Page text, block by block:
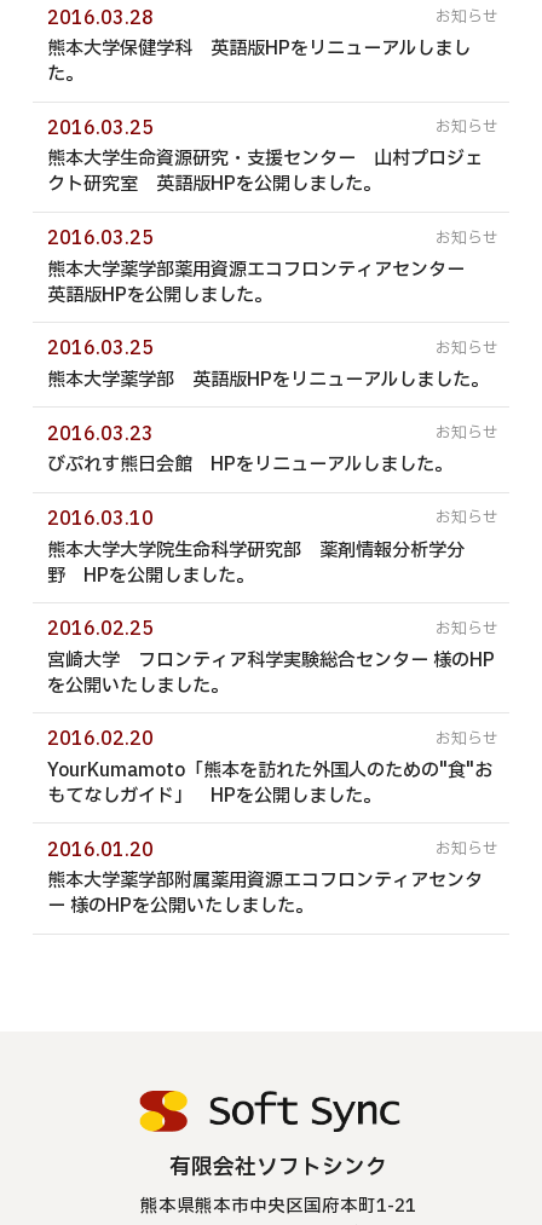
2016.03.28
熊本大学保健学科 英語版HPをリニューアルしまし
た。
2016.03.25
熊本大学生命資源研究・支援センター 山村プロジェ
クト研究室 英語版HPを公開しました。
2016.03.25
熊本大学薬学部薬用資源エコフロンティアセンター
英語版HPを公開しました。
2016.03.25
熊本大学薬学部 英語版HPをリニューアルしました。
2016.03.23
びぷれす熊日会館 HPをリニューアルしました。
2016.03.10
熊本大学大学院生命科学研究部 薬剤情報分析学分
野 HPを公開しました。
2016.02.25
宮崎大学 フロンティア科学実験総合センター 様のHP
を公開いたしました。
2016.02.20
YourKumamoto「熊本を訪れた外国人のための"食"お
もてなしガイド」 HPを公開しました。
2016.01.20
熊本大学薬学部附属薬用資源エコフロンティアセンタ
ー 様のHPを公開いたしました。
有限会社ソフトシンク
熊本県熊本市中央区国府本町1-21